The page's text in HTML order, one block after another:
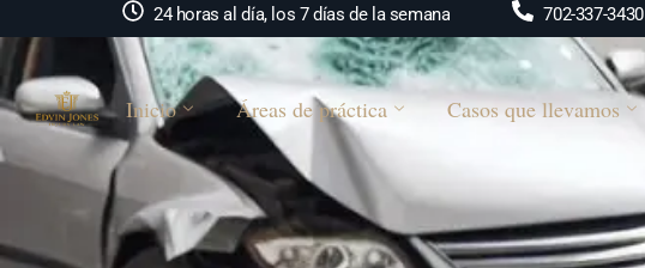
24 horas al día, los 7 días de la semana 702-337-3430
Inicio Áreas de práctica Casos que llevamos